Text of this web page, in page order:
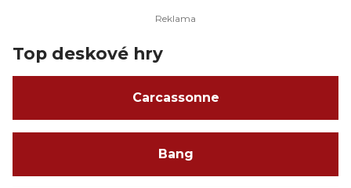
Top deskové hry
Carcassonne
Bang